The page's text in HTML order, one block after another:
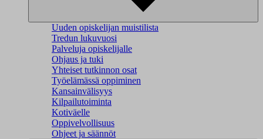
Uuden opiskelijan muistilista
Tredun lukuvuosi
Palveluja opiskelijalle
Ohjaus ja tuki
Yhteiset tutkinnon osat
Työelämässä oppiminen
Kansainvälisyys
Kilpailutoiminta
Kotiväelle
Oppivelvollisuus
Ohjeet ja säännöt